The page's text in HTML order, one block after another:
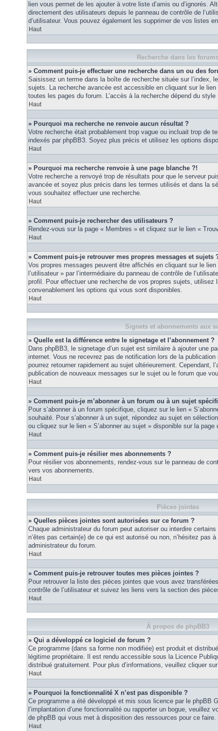
lien vous permet de les ajouter à votre liste d’amis ou d’ignorés.
directement des utilisateurs depuis le panneau de contrôle de
d’utilisateur. Vous pouvez également les supprimer de vos listes
Haut
Recherche dans les
» Comment puis-je effectuer une recherche dans un ou des
Saisissez un terme dans la boîte de recherche située sur l’index,
sujets. La recherche avancée est accessible en cliquant sur le
toutes les pages du forum. L’accès à la recherche dépend du style
Haut
» Pourquoi ma recherche ne renvoie aucun résultat ?
Votre recherche était probablement trop vague ou incluait trop de
indexés par phpBB3. Soyez plus précis et utilisez les options
Haut
» Pourquoi ma recherche renvoie à une page blanche ?!
Votre recherche a renvoyé trop de résultats pour que le serveur
avancée et soyez plus précis dans les termes utilisés et dans la
vous souhaitez effectuer une recherche.
Haut
» Comment puis-je rechercher des utilisateurs ?
Rendez-vous sur la page « Membres » et cliquez sur le lien «
Haut
» Comment puis-je retrouver mes propres messages et sujets
Vos propres messages peuvent être affichés en cliquant sur le
l’utilisateur » par l’intermédiaire du panneau de contrôle de
profil. Pour effectuer une recherche de vos propres sujets, utilisez
convenablement les options qui vous sont disponibles.
Haut
Signets et abonnements aux
» Quelle est la différence entre le signetage et l’abonnement ?
Dans phpBB3, le signetage d’un sujet est similaire à ajouter une
internet. Vous ne recevrez pas de notification lors de la publication
pourrez retourner rapidement au sujet ultérieurement. Cependant,
publication de nouveaux messages sur le sujet ou le forum que
Haut
» Comment puis-je m’abonner à un forum ou à un sujet
Pour s’abonner à un forum spécifique, cliquez sur le lien «
souhaité. Pour s’abonner à un sujet, répondez au sujet en
ou cliquez sur le lien « S’abonner au sujet » disponible sur la page
Haut
» Comment puis-je résilier mes abonnements ?
Pour résilier vos abonnements, rendez-vous sur le panneau de
vers vos abonnements.
Haut
Pièces jointes
» Quelles pièces jointes sont autorisées sur ce forum ?
Chaque administrateur du forum peut autoriser ou interdire
n’êtes pas certain(e) de ce qui est autorisé ou non, n’hésitez pas
administrateur du forum.
Haut
» Comment puis-je retrouver toutes mes pièces jointes ?
Pour retrouver la liste des pièces jointes que vous avez
contrôle de l’utilisateur et suivez les liens vers la section des
Haut
À propos de phpBB3
» Qui a développé ce logiciel de forum ?
Ce programme (dans sa forme non modifiée) est produit et
légitime propriétaire. Il est rendu accessible sous la Licence
distribué gratuitement. Pour plus d’informations, veuillez cliquer
Haut
» Pourquoi la fonctionnalité X n’est pas disponible ?
Ce programme a été développé et mis sous licence par le phpBB
l’implantation d’une fonctionnalité ou rapporter un bogue, veuillez
de phpBB qui vous met à disposition des ressources pour ce faire.
Haut